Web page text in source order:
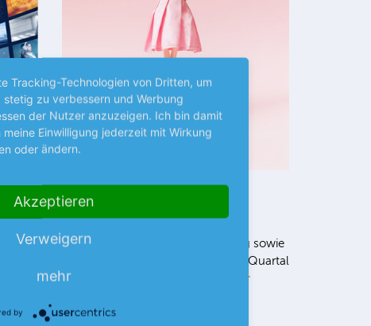
dem
Der
TRENDS
Mattel sieht rot
Die angespannte Kosumstimmung sowie
höhere Kosten haben Mattel im 2. Quartal
in die roten Zahlen gedrückt.
mehr
Tracking-Technologien von Dritten, um
zu verbessern und Werbung
der Nutzer anzuzeigen. Ich bin damit
Einwilligung jederzeit mit Wirkung
oder ändern.
Akzeptieren
Verweigern
mehr
by